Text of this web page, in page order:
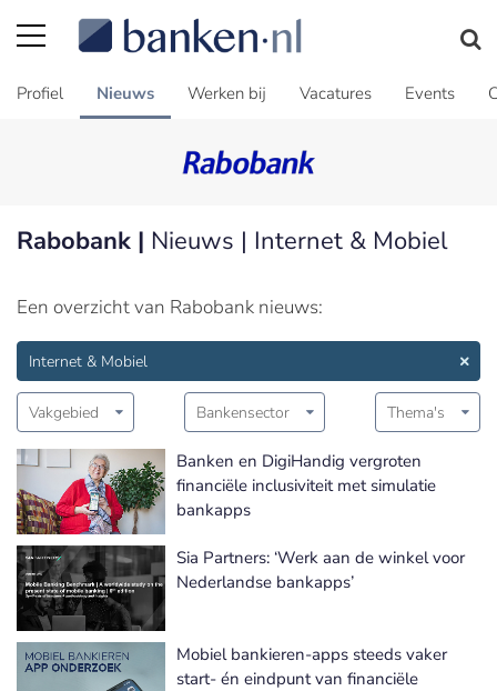
Profiel Nieuws Werken bij Vacatures Events
Rabobank | Nieuws | Internet & Mobiel
Een overzicht van Rabobank nieuws:
Internet & Mobiel
Vakgebied Bankensector Thema's
Banken en DigiHandig vergroten
financiële inclusiviteit met simulatie
bankapps
Sia Partners: ‘Werk aan de winkel voor
Nederlandse bankapps’
Mobiel bankieren-apps steeds vaker
start- én eindpunt van financiële